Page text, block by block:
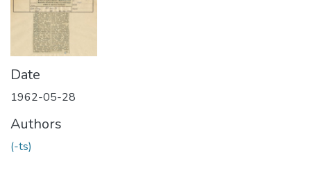
Date
1962-05-28
Authors
(-ts)